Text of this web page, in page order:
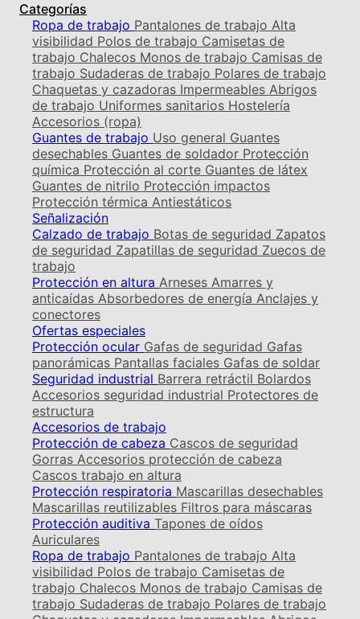
Categorías
Ropa de trabajo Pantalones de trabajo Alta
visibilidad Polos de trabajo Camisetas de
trabajo Chalecos Monos de trabajo Camisas de
trabajo Sudaderas de trabajo Polares de trabajo
Chaquetas y cazadoras Impermeables Abrigos
de trabajo Uniformes sanitarios Hostelería
Accesorios (ropa)
Guantes de trabajo Uso general Guantes
desechables Guantes de soldador Protección
química Protección al corte Guantes de látex
Guantes de nitrilo Protección impactos
Protección térmica Antiestáticos
Señalización
Calzado de trabajo Botas de seguridad Zapatos
de seguridad Zapatillas de seguridad Zuecos de
trabajo
Protección en altura Arneses Amarres y
anticaídas Absorbedores de energía Anclajes y
conectores
Ofertas especiales
Protección ocular Gafas de seguridad Gafas
panorámicas Pantallas faciales Gafas de soldar
Seguridad industrial Barrera retráctil Bolardos
Accesorios seguridad industrial Protectores de
estructura
Accesorios de trabajo
Protección de cabeza Cascos de seguridad
Gorras Accesorios protección de cabeza
Cascos trabajo en altura
Protección respiratoria Mascarillas desechables
Mascarillas reutilizables Filtros para máscaras
Protección auditiva Tapones de oídos
Auriculares
Ropa de trabajo Pantalones de trabajo Alta
visibilidad Polos de trabajo Camisetas de
trabajo Chalecos Monos de trabajo Camisas de
trabajo Sudaderas de trabajo Polares de trabajo